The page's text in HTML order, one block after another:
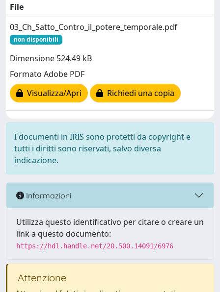
File
03_Ch_Satto_Contro_il_potere_temporale.pdf
non disponibili
Dimensione 524.49 kB
Formato Adobe PDF
Visualizza/Apri
Richiedi una copia
I documenti in IRIS sono protetti da copyright e
tutti i diritti sono riservati, salvo diversa
indicazione.
Informazioni
Utilizza questo identificativo per citare o creare un
link a questo documento:
https://hdl.handle.net/20.500.14091/6976
Attenzione